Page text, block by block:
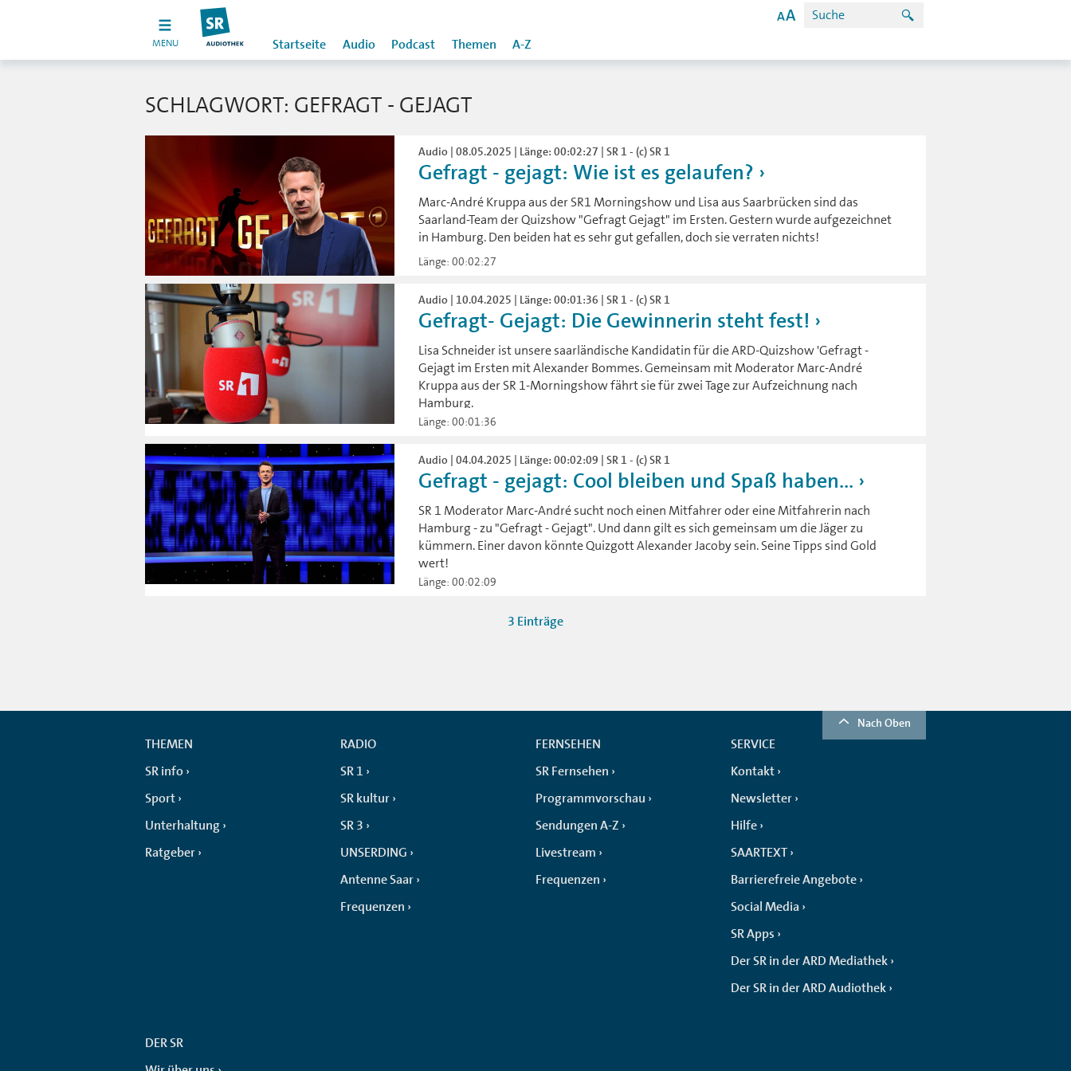
MENU Startseite Audio Podcast Themen A-Z
SCHLAGWORT: GEFRAGT - GEJAGT
Audio | 08.05.2025 | Länge: 00:02:27 | SR 1 - (c) SR 1
Gefragt - gejagt: Wie ist es gelaufen?
Marc-André Kruppa aus der SR1 Morningshow und Lisa aus Saarbrücken sind das
Saarland-Team der Quizshow "Gefragt Gejagt" im Ersten. Gestern wurde aufgezeichnet
in Hamburg. Den beiden hat es sehr gut gefallen, doch sie verraten nichts!
Länge: 00:02:27
Audio | 10.04.2025 | Länge: 00:01:36 | SR 1 - (c) SR 1
Gefragt- Gejagt: Die Gewinnerin steht fest!
Lisa Schneider ist unsere saarländische Kandidatin für die ARD-Quizshow 'Gefragt -
Gejagt im Ersten mit Alexander Bommes. Gemeinsam mit Moderator Marc-André
Kruppa aus der SR 1-Morningshow fährt sie für zwei Tage zur Aufzeichnung nach
Hamburg.
Länge: 00:01:36
Audio | 04.04.2025 | Länge: 00:02:09 | SR 1 - (c) SR 1
Gefragt - gejagt: Cool bleiben und Spaß haben...
SR 1 Moderator Marc-André sucht noch einen Mitfahrer oder eine Mitfahrerin nach
Hamburg - zu "Gefragt - Gejagt". Und dann gilt es sich gemeinsam um die Jäger zu
kümmern. Einer davon könnte Quizgott Alexander Jacoby sein. Seine Tipps sind Gold
wert!
Länge: 00:02:09
3 Einträge
Nach Oben
THEMEN
SR info
Sport
Unterhaltung
Ratgeber
RADIO
SR 1
SR kultur
SR 3
UNSERDING
Antenne Saar
Frequenzen
FERNSEHEN
SR Fernsehen
Programmvorschau
Sendungen A-Z
Livestream
Frequenzen
SERVICE
Kontakt
Newsletter
Hilfe
SAARTEXT
Barrierefreie Angebote
Social Media
SR Apps
Der SR in der ARD Mediathek
Der SR in der ARD Audiothek
DER SR